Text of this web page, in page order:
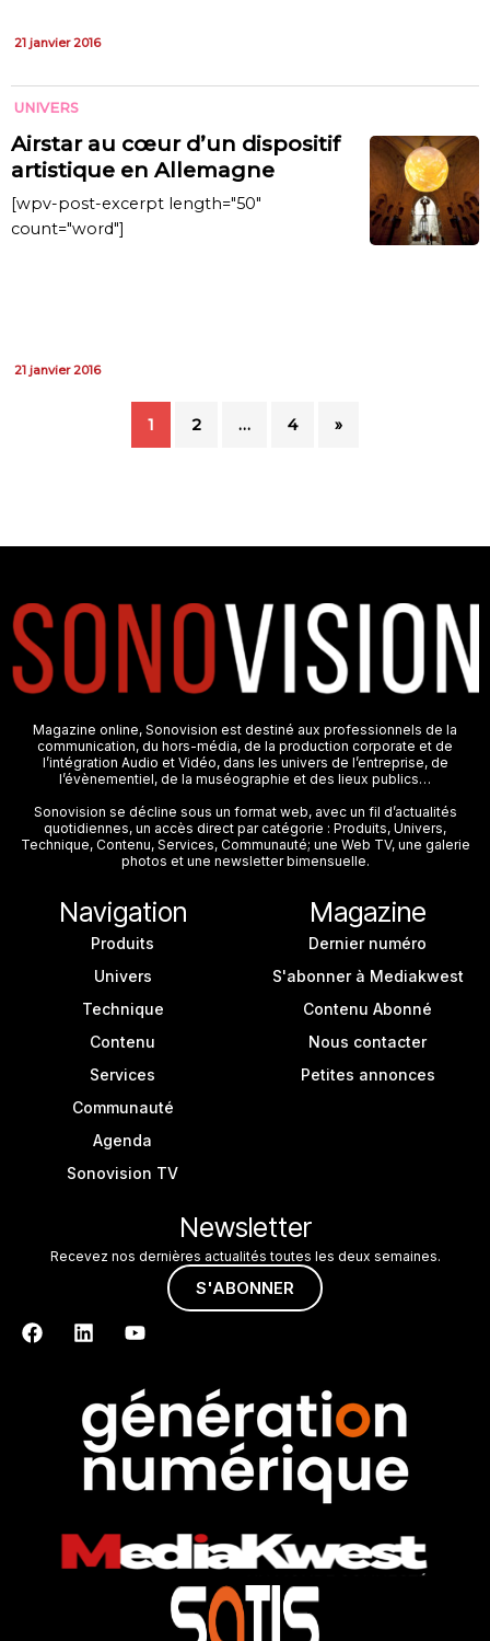
21 janvier 2016
UNIVERS
Airstar au cœur d’un dispositif
artistique en Allemagne
[wpv-post-excerpt length="50"
count="word"]
21 janvier 2016
1 2 … 4 »
Magazine online, Sonovision est destiné aux professionnels de la
communication, du hors-média, de la production corporate et de
l’intégration Audio et Vidéo, dans les univers de l’entreprise, de
l’évènementiel, de la muséographie et des lieux publics…
Sonovision se décline sous un format web, avec un fil d’actualités
quotidiennes, un accès direct par catégorie : Produits, Univers,
Technique, Contenu, Services, Communauté; une Web TV, une galerie
photos et une newsletter bimensuelle.
Navigation
Produits
Univers
Technique
Contenu
Services
Communauté
Agenda
Sonovision TV
Magazine
Dernier numéro
S'abonner à Mediakwest
Contenu Abonné
Nous contacter
Petites annonces
Newsletter
Recevez nos dernières actualités toutes les deux semaines.
S'ABONNER